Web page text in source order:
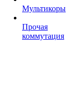
Мультикоры
Прочая
коммутация